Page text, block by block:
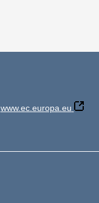
www.ec.europa.eu